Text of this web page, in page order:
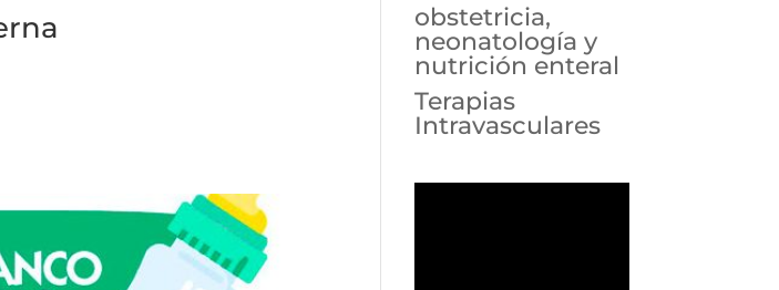
obstetricia,
neonatología y
nutrición enteral
Terapias
Intravasculares